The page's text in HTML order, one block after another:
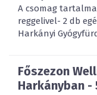
A csomag
reggelivel- 2 db
Harkányi
Főszezon
Harkányban -